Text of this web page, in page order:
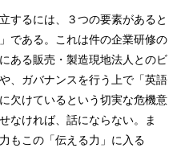
するには、３つの要素があると
である。これは件の企業研修の
ある販売・製造現地法人とのビ
、ガバナンスを行う上で「英語
欠けているという切実な危機意
なければ、話にならない。ま
もこの「伝える力」に入る